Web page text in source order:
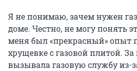
Я не понимаю, зачем нужен
доме. Честно, не могу понять
меня был «прекрасный» опыт
хрущевке с газовой плитой.
вызывала газовую службу из-